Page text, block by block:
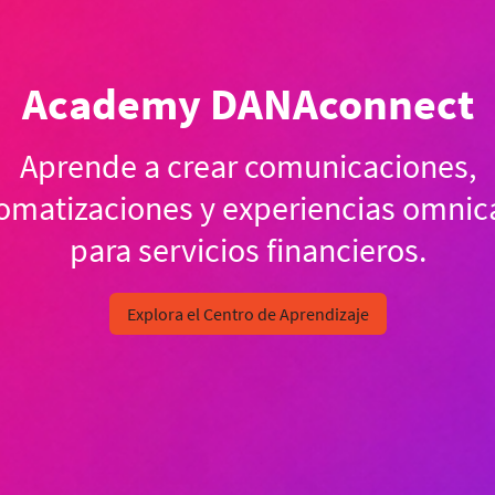
Academy DANAconnect
Aprende a crear comunicaciones,
y experiencias
para servicios financieros.
Explora el Centro de Aprendizaje